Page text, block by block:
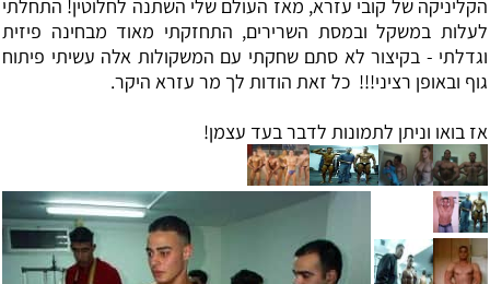
הקליניקה של קובי עזרא, מאז העולם שלי השתנה לחלוטין! התחלתי
לעלות במשקל ובמסת השרירים, התחזקתי מאוד מבחינה פיזית
וגדלתי - בקיצור לא סתם שחקתי עם המשקולות אלה עשיתי פיתוח
גוף ובאופן רציני!!! כל זאת הודות לך מר עזרא היקר.
אז בואו וניתן לתמונות לדבר בעד עצמן!